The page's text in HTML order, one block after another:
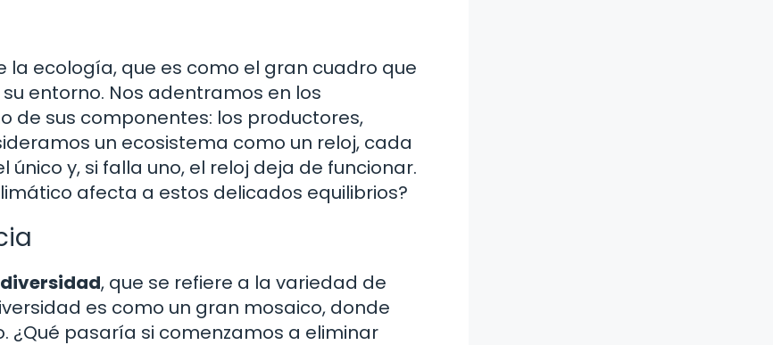
la ecología, que es como el gran cuadro que
entorno. Nos adentramos en los
de sus componentes: los productores,
un ecosistema como un reloj, cada
y, si falla uno, el reloj deja de funcionar.
afecta a estos delicados equilibrios?
, que se refiere a la variedad de
es como un gran mosaico, donde
pasaría si comenzamos a eliminar